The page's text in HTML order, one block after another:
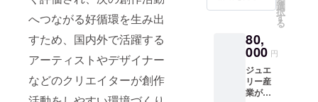
へつながる好循環を生み出
すため、国内外で活躍する
アーティストやデザイナー
などのクリエイターが創作
分・提
ビス詳
細 山梨
県産ぶ
どう甲
州種、
デラ
質は適
のある
弾力と
ジュー
シーさ
が特徴
で、噛
ようお
たしま
す。 ■
生産者
の声 山
梨県内
はもと
ム:0.54
mg(食
量
0.001g)
カルシ
分・提
ビス詳
細 山梨
県産米
■内容量
太冠酒
造 清
が美し
級感の
あるプ
リント
柄をあ
しらい
まし
選
択
す
る
80,
000 円
ジュエ
リー産
業が盛